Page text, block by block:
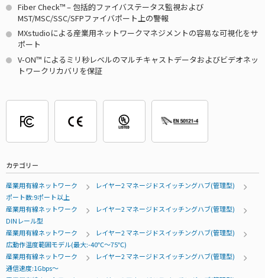
Fiber Check™ – 包括的ファイバステータス監視および
MST/MSC/SSC/SFPファイバポート上の警報
MXstudioによる産業用ネットワークマネジメントの容易な可視化をサ
ポート
V-ON™ によるミリ秒レベルのマルチキャストデータおよびビデオネッ
トワークリカバリを保証
カテゴリー
産業用有線ネットワーク
レイヤー2 マネージドスイッチングハブ(管理型)
ポート数:9ポート以上
産業用有線ネットワーク
レイヤー2 マネージドスイッチングハブ(管理型)
DINレール型
産業用有線ネットワーク
レイヤー2 マネージドスイッチングハブ(管理型)
広動作温度範囲モデル(最大:-40℃～75℃)
産業用有線ネットワーク
レイヤー2 マネージドスイッチングハブ(管理型)
通信速度:1Gbps～